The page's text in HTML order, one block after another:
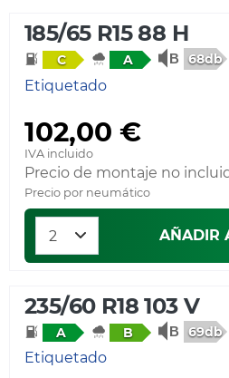
185/65 R15 88 H
C A 68db
Etiquetado
102,00 €
IVA incluido
Precio de montaje no
Precio por neumático
AÑADIR
235/60 R18 103 V
A B 69db
Etiquetado